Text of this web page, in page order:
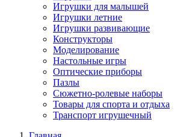
Игрушки для малышей
Игрушки летние
Игрушки развивающие
Конструкторы
Моделирование
Настольные игры
Оптические приборы
Пазлы
Сюжетно-ролевые наборы
Товары для спорта и отдыха
Транспорт игрушечный